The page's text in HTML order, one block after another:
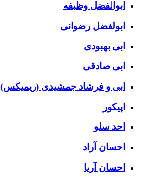
ابوالفضل وظیفه
ابولفضل رضوانی
ابی بهبودی
ابی صادقی
ابی و فرشاد جمشیدی (ریمیکس)
اپیکور
احد سلو
احسان آراد
احسان آریا